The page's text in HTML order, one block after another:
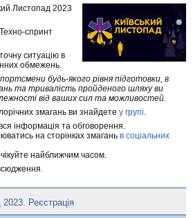
Листопад 2023
спринт
ситуацію в
обмежень.
будь-якого рівня підготовки, в
та тривалість пройденого шляху ви
від ваших сил та можливостей.
змагань ви знайдете у групі
інформація та обговорення.
на сторінках змагань в соціальних
найближчим часом.
Реєстрація